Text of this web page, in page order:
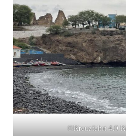
©Kreuzfahrt 4.0